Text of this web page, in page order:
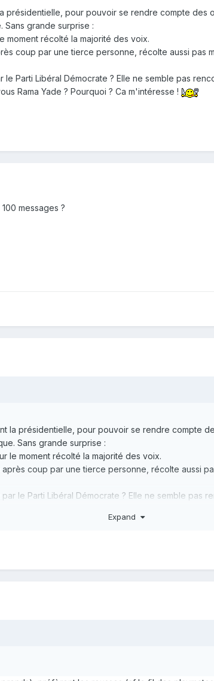
présidentielle, pour pouvoir se rendre compte des
Sans grande surprise :
moment récolté la majorité des voix.
coup par une tierce personne, récolte aussi pas
le Parti Libéral Démocrate ? Elle ne semble pas
Rama Yade ? Pourquoi ? Ca m'intéresse !
messages ?
la présidentielle, pour pouvoir se rendre compte
Sans grande surprise :
le moment récolté la majorité des voix.
coup par une tierce personne, récolte aussi
le Parti Libéral Démocrate ? Elle ne semble pas
Expand